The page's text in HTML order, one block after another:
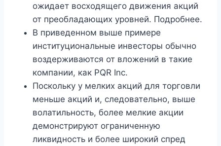
ожидает восходящего движения акций
от преобладающих уровней. Подробнее.
В приведенном выше примере
институциональные инвесторы обычно
воздерживаются от вложений в такие
компании, как PQR Inc.
Поскольку у мелких акций для торговли
меньше акций и, следовательно, выше
волатильность, более мелкие акции
демонстрируют ограниченную
ликвидность и более широкий спред